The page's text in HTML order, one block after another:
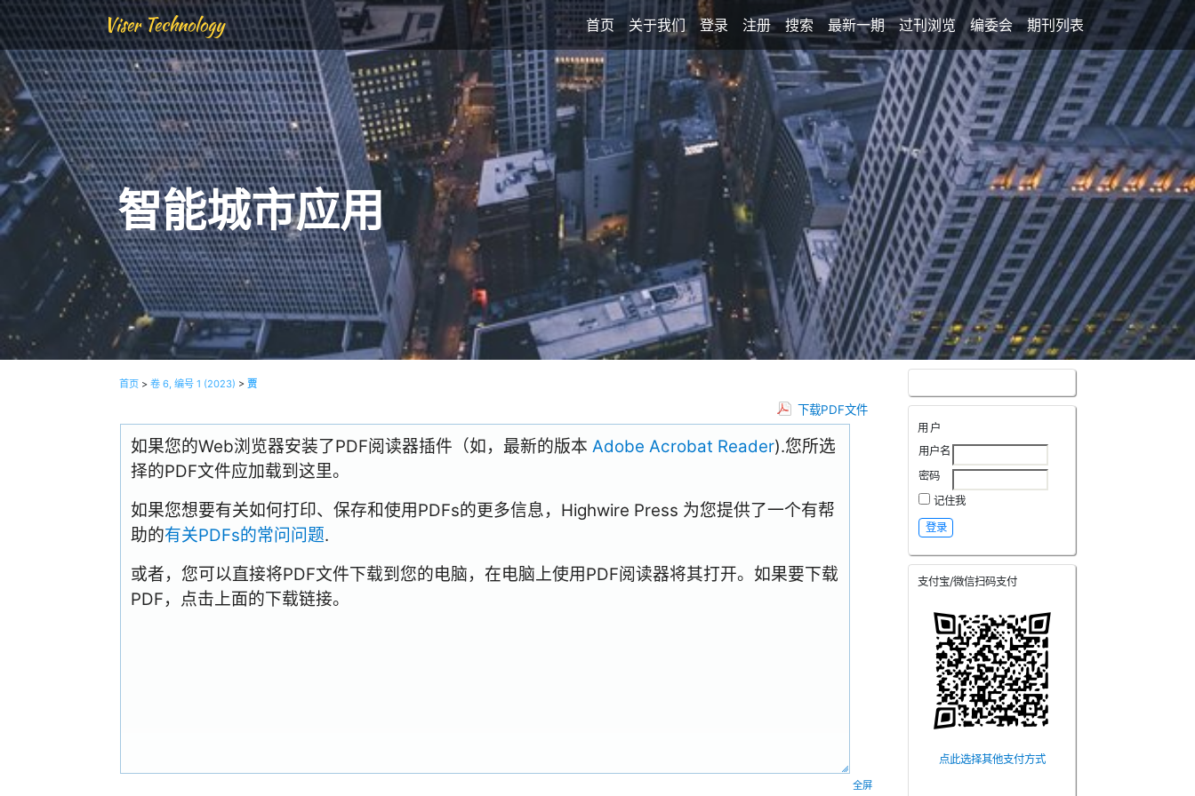
Viser Technology 首页 关于我们 登录 注册 搜索 最新一期 过刊浏览 编委会 期刊列表
智能城市应用
用户
用户名
密码
记住我
支付宝/微信扫码支付
点此选择其他支付方式
首页 >卷 6, 编号 1 (2023) > 贾
下载PDF文件
如果您的Web浏览器安装了PDF阅读器插件（如，最新的版本 Adobe Acrobat Reader).您所选
择的PDF文件应加载到这里。
如果您想要有关如何打印、保存和使用PDFs的更多信息，Highwire Press 为您提供了一个有帮
助的有关PDFs的常问问题.
或者，您可以直接将PDF文件下载到您的电脑，在电脑上使用PDF阅读器将其打开。如果要下载
PDF，点击上面的下载链接。
全屏